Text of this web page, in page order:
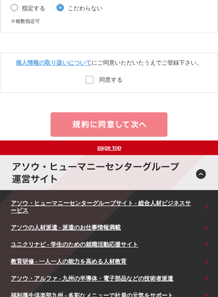
指定する こだわらない
※複数指定可
個人情報の取り扱いについてにご同意いただいたうえでご登録下さい。
同意する
page top
アソウ・ヒューマニーセンターグループサイト - 総合人材ビジネスサ
ービス
アソウの人材派遣 - 派遣のお仕事情報満載
ユニクリナビ - 学生のための就職活動応援サイト
教育研修 - 一人一人の能力を高める人材教育
アソウ・アルファ - 九州の半導体・電子部品などの技術者派遣
福利厚生倶楽部九州 - 多彩なメニューで社員の元気をサポート